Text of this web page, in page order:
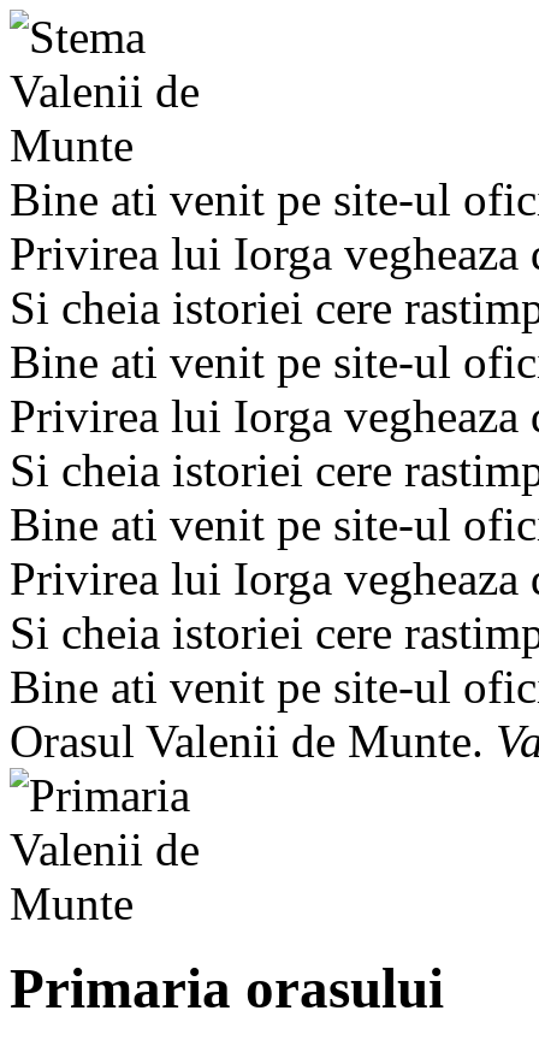
Bine ati venit pe site-ul
Privirea lui Iorga
Si cheia istoriei cere
Bine ati venit pe site-ul
Privirea lui Iorga
Si cheia istoriei cere
Bine ati venit pe site-ul
Privirea lui Iorga
Si cheia istoriei cere
Bine ati venit pe site-ul
Orasul Valenii de Munte.
Primaria orasului